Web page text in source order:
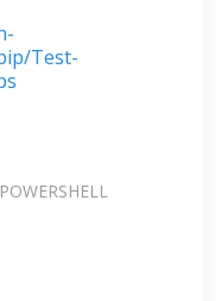
Test-
POWERSHELL